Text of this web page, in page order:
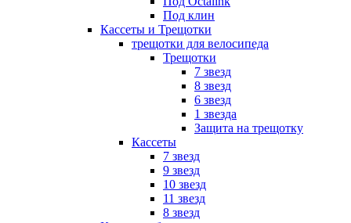
Под клин
Кассеты и Трещотки
трещотки для велосипеда
Трещотки
7 звезд
8 звезд
6 звезд
1 звезда
Защита на трещотку
Кассеты
7 звезд
9 звезд
10 звезд
11 звезд
8 звезд